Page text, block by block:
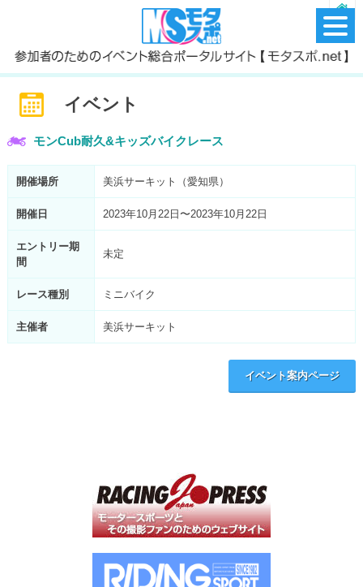
イベント
モンCub耐久&キッズバイクレース
開催場所 美浜サーキット（愛知県）
開催日 2023年10月22日〜2023年10月22日
エントリー期
間
未定
レース種別 ミニバイク
主催者 美浜サーキット
イベント案内ページ